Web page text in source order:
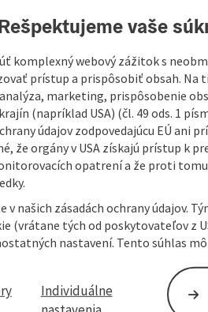
vaše
komplexný webový zážitok s
prístup a prispôsobiť obsah. Na
marketing, prispôsobenie
(napríklad USA) (čl. 49 ods. 1
údajov zodpovedajúcu EÚ ani
že orgány v USA získajú prístup k
opatrení a že proti tomu
v našich zásadách ochrany údajov.
(vrátane tých od poskytovateľov z
nastavení. Tento súhlas
Individuálne